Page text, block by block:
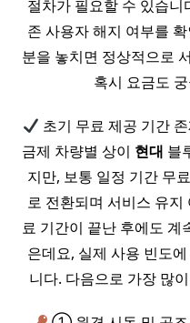
절차가 필요할 수 있습니
존 사용자 해지 여부를
분을 놓치면 정상적으로
혹시 요금도
초기 무료 제공 기간
금제 차량별 상이 현대 블
지만, 보통 일정 기간 무
로 전환되며 서비스 유
료 기간이 끝난 후에도 계
은데요, 실제 사용 빈도
니다. 다음으로 가장 많